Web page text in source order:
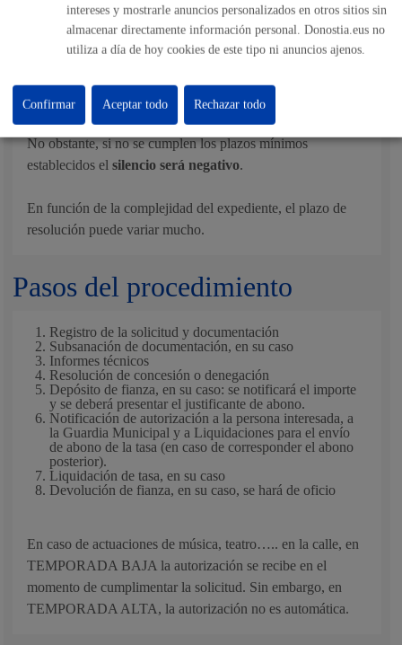
será positivo:
3 meses en el caso de utilizar instalaciones o estructuras
tanto fijas como eventuales o portátiles o desmontables
para realizar la actividad o para cobijar al público
Diez días hábiles (10) en el resto
No obstante, si no se cumplen los plazos mínimos
establecidos elsilencio será negativo.
En función de la complejidad del expediente, el plazo de
resolución puede variar mucho.
Pasos del procedimiento
Registro de la solicitud y documentación
Subsanación de documentación, en su caso
Informes técnicos
Resolución de concesión o denegación
Depósito de fianza, en su caso: se notificará el importe
y se deberá presentar el justificante de abono.
Notificación de autorización a la persona interesada, a
la Guardia Municipal y a Liquidaciones para el envío
de abono de la tasa (en caso de corresponder el abono
posterior).
Liquidación de tasa, en su caso
Devolución de fianza, en su caso, se hará de oficio
En caso de actuaciones de música, teatro….. en la calle, en
TEMPORADA BAJA la autorización se recibe en el
momento de cumplimentar la solicitud. Sin embargo, en
TEMPORADA ALTA, la autorización no es automática.
intereses y mostrarle anuncios personalizados en otros sitios sin
almacenar directamente información personal. Donostia.eus no
utiliza a día de hoy cookies de este tipo ni anuncios ajenos.
Rechazar todo
Confirmar Aceptar todo